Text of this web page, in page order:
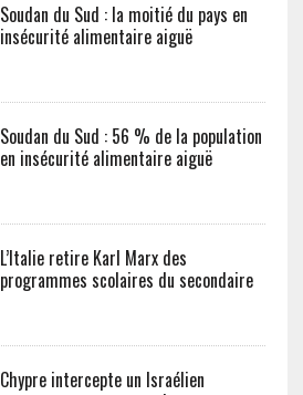
Soudan du Sud : la moitié du pays en
insécurité alimentaire aiguë
Soudan du Sud : 56 % de la population
en insécurité alimentaire aiguë
L’Italie retire Karl Marx des
programmes scolaires du secondaire
Chypre intercepte un Israélien